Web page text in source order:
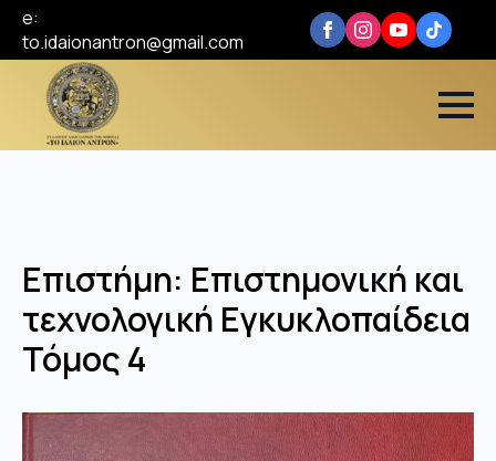
e:
to.idaionantron@gmail.com
Επιστήμη: Επιστημονική και
τεχνολογική Εγκυκλοπαίδεια
Τόμος 4